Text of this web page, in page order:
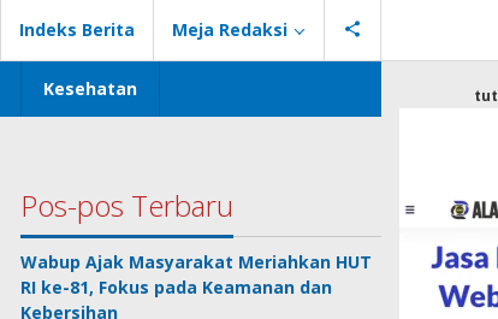
Indeks Berita Meja Redaksi
Kesehatan
Pos-pos Terbaru
Wabup Ajak Masyarakat Meriahkan HUT
RI ke-81, Fokus pada Keamanan dan
Kebersihan